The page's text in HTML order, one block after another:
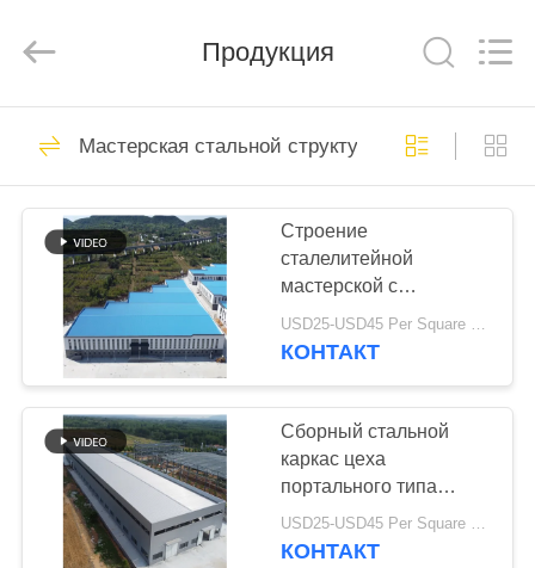
ДОМ
ПРОДУКТЫ
РОЛИКИ
ШОУ
НАС
Engineering
Co.,Ltd.
стальная структура
склад
320
Мастерская
стальной
структуры
175
Продукция
Мастерская стальной структуры
Строение
сталелитейной
мастерской с
оцинкованным
портальным каркасом
USD25-USD45 Per Square Meter MOQ:200 квадратных метров
КОНТАКТ
Сборный стальной
каркас цеха
портального типа
Q235B Q355B
USD25-USD45 Per Square Meter MOQ:200 квадратных метров
КОНТАКТ